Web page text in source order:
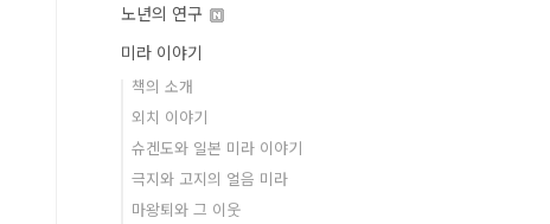
노년의 연구
미라 이야기
책의 소개
외치 이야기
슈겐도와 일본 미라 이야기
극지와 고지의 얼음 미라
마왕퇴와 그 이웃